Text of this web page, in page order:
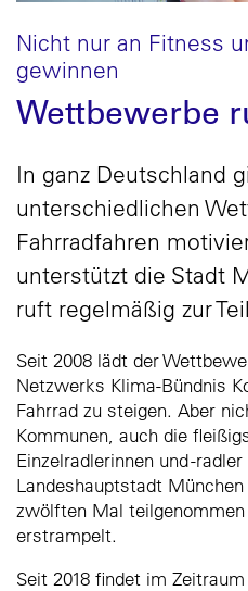
Nicht nur an Fitness
gewinnen
Wettbewerbe
In ganz Deutschland
unterschiedlichen
Fahrradfahren
unterstützt die Stadt
ruft regelmäßig zur
Seit 2008 lädt der
Netzwerks Klima-Bündnis
Fahrrad zu steigen. Aber
Kommunen, auch die
Einzelradlerinnen und -
Landeshauptstadt
zwölften Mal
erstrampelt.
Seit 2018 findet im